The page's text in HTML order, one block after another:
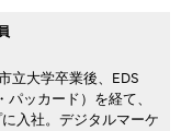
立大学卒業後、EDS
ッカード）を経て、
入社。デジタルマーケ